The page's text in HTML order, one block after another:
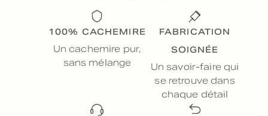
100% CACHEMIRE
Un cachemire pur,
sans mélange
FABRICATION
SOIGNÉE
Un savoir-faire qui
se retrouve dans
chaque détail